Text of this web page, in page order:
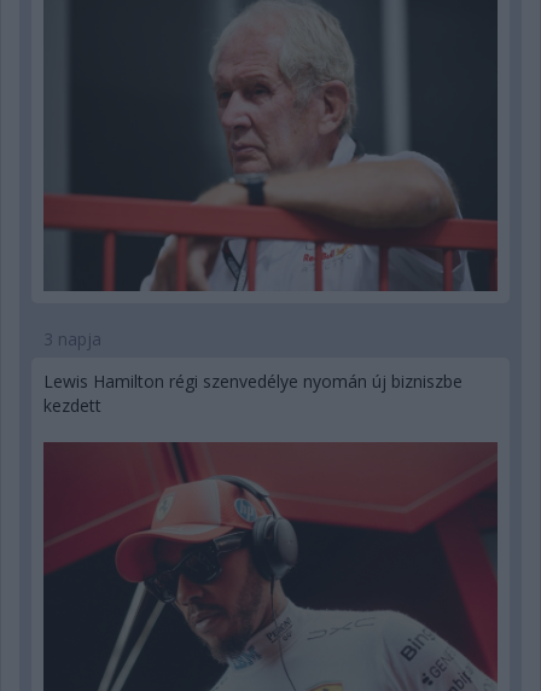
3 napja
Lewis Hamilton régi szenvedélye nyomán új bizniszbe
kezdett